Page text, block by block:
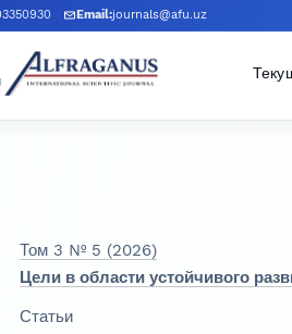
навигации
сайта
Email:journals@afu.uz
Том 3 № 5 (2026)
Цели в области устойчивого
Статьи